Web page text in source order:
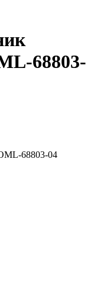
68803-
68803-04